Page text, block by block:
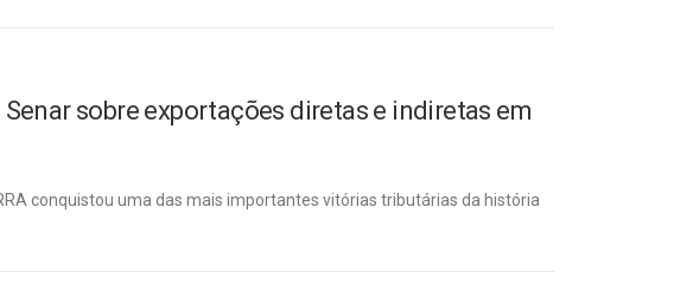
sobre exportações diretas e indiretas em
conquistou uma das mais importantes vitórias tributárias da história